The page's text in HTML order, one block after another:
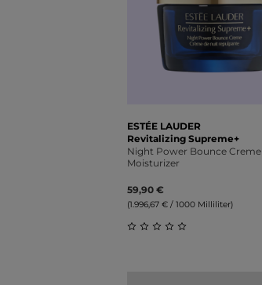
ESTÉE LAUDER
Revitalizing Supreme+
Night Power Bounce Creme
Moisturizer
59,90 €
(1.996,67 € / 1000 Milliliter)